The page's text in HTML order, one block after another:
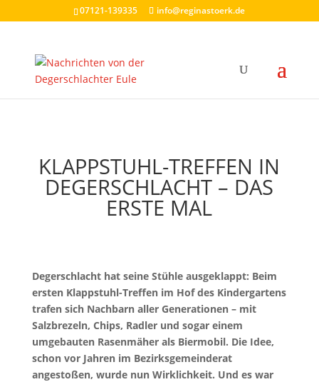
07121-139335 info@reginastoerk.de
KLAPPSTUHL-TREFFEN IN
DEGERSCHLACHT – DAS
ERSTE MAL
Degerschlacht hat seine Stühle ausgeklappt: Beim
ersten Klappstuhl-Treffen im Hof des Kindergartens
trafen sich Nachbarn aller Generationen – mit
Salzbrezeln, Chips, Radler und sogar einem
umgebauten Rasenmäher als Biermobil. Die Idee,
schon vor Jahren im Bezirksgemeinderat
angestoßen, wurde nun Wirklichkeit. Und es war